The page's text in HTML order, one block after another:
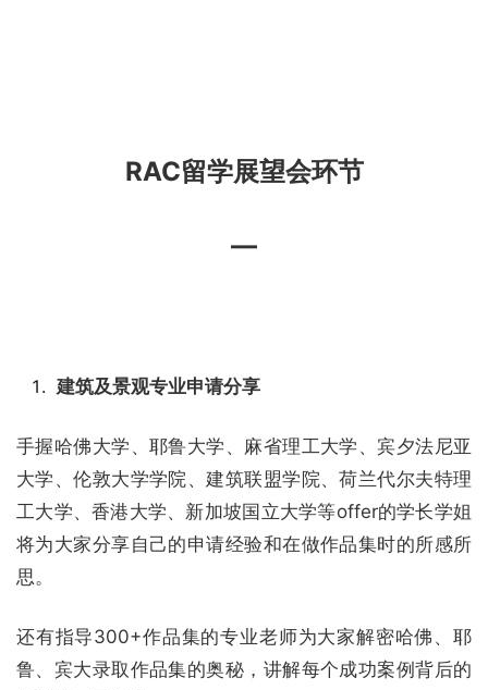
RAC留学展望会环节
—
建筑及景观专业申请分享
手握哈佛大学、耶鲁大学、麻省理工大学、宾夕法尼亚
大学、伦敦大学学院、建筑联盟学院、荷兰代尔夫特理
工大学、香港大学、新加坡国立大学等offer的学长学姐
将为大家分享自己的申请经验和在做作品集时的所感所
思。
还有指导300+作品集的专业老师为大家解密哈佛、耶
鲁、宾大录取作品集的奥秘，讲解每个成功案例背后的